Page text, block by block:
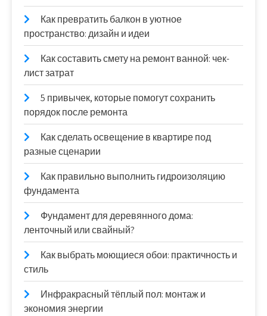
Как превратить балкон в уютное
пространство: дизайн и идеи
Как составить смету на ремонт ванной: чек-
лист затрат
5 привычек, которые помогут сохранить
порядок после ремонта
Как сделать освещение в квартире под
разные сценарии
Как правильно выполнить гидроизоляцию
фундамента
Фундамент для деревянного дома:
ленточный или свайный?
Как выбрать моющиеся обои: практичность и
стиль
Инфракрасный тёплый пол: монтаж и
экономия энергии